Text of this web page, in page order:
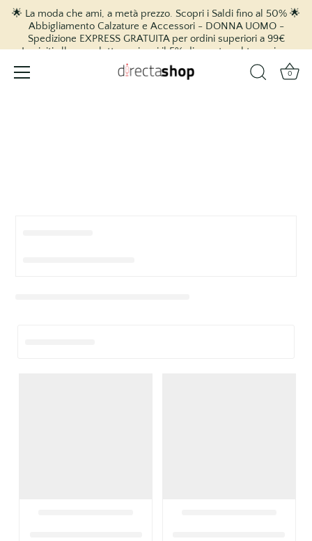
🌟 La moda che ami, a metà prezzo. Scopri i Saldi fino al 50% 🌟
Abbigliamento Calzature e Accessori - DONNA UOMO -
Spedizione EXPRESS GRATUITA per ordini superiori a 99€
Iscriviti alla newsletter e ricevi il 5% di sconto sul tuo primo
acquisto! 🎉
0